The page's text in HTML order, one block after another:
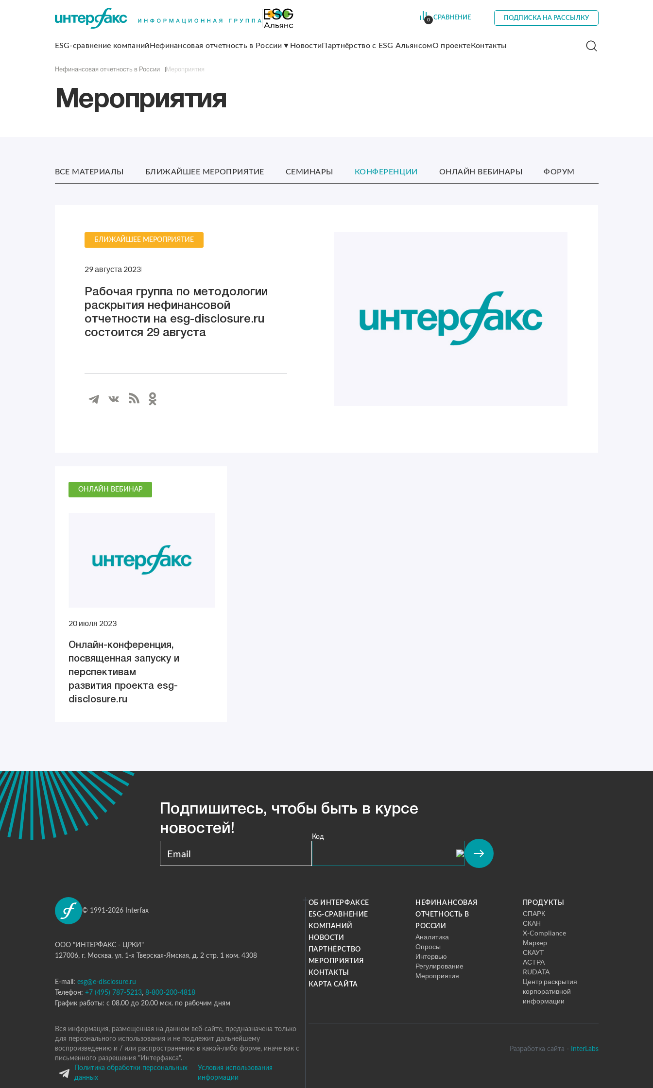
0 СРАВНЕНИЕ ПОДПИСКА НА РАССЫЛКУ
ESG-сравнение компаний Нефинансовая отчетность в России НовостиПартнёрство с ESG АльянсомО проекте Контакты
Нефинансовая отчетность в России Мероприятия
Мероприятия
ВСЕ МАТЕРИАЛЫ БЛИЖАЙШЕЕ МЕРОПРИЯТИЕ СЕМИНАРЫ КОНФЕРЕНЦИИ ОНЛАЙН ВЕБИНАРЫ ФОРУМ
БЛИЖАЙШЕЕ МЕРОПРИЯТИЕ
29 августа 2023
Рабочая группа по методологии
раскрытия нефинансовой
отчетности на esg-disclosure.ru
состоится 29 августа
ОНЛАЙН ВЕБИНАР
20 июля 2023
Онлайн-конференция,
посвященная запуску и
перспективам
развития проекта esg-
disclosure.ru
Подпишитесь, чтобы быть в курсе
новостей!
Email
Код
© 1991-2026 Interfax
ООО "ИНТЕРФАКС - ЦРКИ"
127006, г. Москва, ул. 1-я Тверская-Ямская, д. 2 стр. 1 ком. 4308
E-mail: esg@e-disclosure.ru
Телефон: +7 (495) 787-5213, 8-800-200-4818
График работы: с 08.00 до 20.00 мск. по рабочим дням
Вся информация, размещенная на данном веб-сайте, предназначена только
для персонального использования и не подлежит дальнейшему
воспроизведению и / или распространению в какой-либо форме, иначе как с
письменного разрешения "Интерфакса".
Политика обработки персональных
данных
Условия использования
информации
ОБ ИНТЕРФАКСЕ
ESG-СРАВНЕНИЕ
КОМПАНИЙ
НОВОСТИ
ПАРТНЁРСТВО
МЕРОПРИЯТИЯ
КОНТАКТЫ
КАРТА САЙТА
НЕФИНАНСОВАЯ
ОТЧЕТНОСТЬ В
РОССИИ
Аналитика
Опросы
Интервью
Регулирование
Мероприятия
ПРОДУКТЫ
СПАРК
СКАН
X-Compliance
Маркер
СКАУТ
АСТРА
RUDATA
Центр раскрытия
корпоративной
информации
Разработка сайта - InterLabs